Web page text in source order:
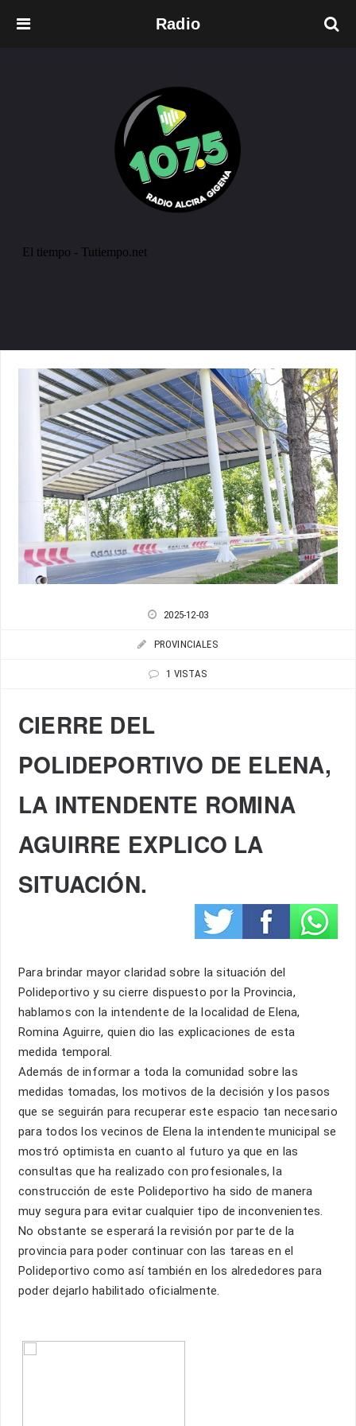
Radio
2025-12-03
PROVINCIALES
1 VISTAS
CIERRE DEL
POLIDEPORTIVO DE ELENA,
LA INTENDENTE ROMINA
AGUIRRE EXPLICO LA
SITUACIÓN.
Para brindar mayor claridad sobre la situación del
Polideportivo y su cierre dispuesto por la Provincia,
hablamos con la intendente de la localidad de Elena,
Romina Aguirre, quien dio las explicaciones de esta
medida temporal.
Además de informar a toda la comunidad sobre las
medidas tomadas, los motivos de la decisión y los pasos
que se seguirán para recuperar este espacio tan necesario
para todos los vecinos de Elena la intendente municipal se
mostró optimista en cuanto al futuro ya que en las
consultas que ha realizado con profesionales, la
construcción de este Polideportivo ha sido de manera
muy segura para evitar cualquier tipo de inconvenientes.
No obstante se esperará la revisión por parte de la
provincia para poder continuar con las tareas en el
Polideportivo como así también en los alrededores para
poder dejarlo habilitado oficialmente.